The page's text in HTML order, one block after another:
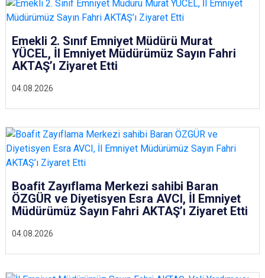
04.08.2026
Emekli 2. Sınıf Emniyet Müdürü Murat
YÜCEL, İl Emniyet Müdürümüz Sayın Fahri
AKTAŞ’ı Ziyaret Etti
04.08.2026
Boafit Zayıflama Merkezi sahibi Baran
ÖZGÜR ve Diyetisyen Esra AVCI, İl Emniyet
Müdürümüz Sayın Fahri AKTAŞ’ı Ziyaret Etti